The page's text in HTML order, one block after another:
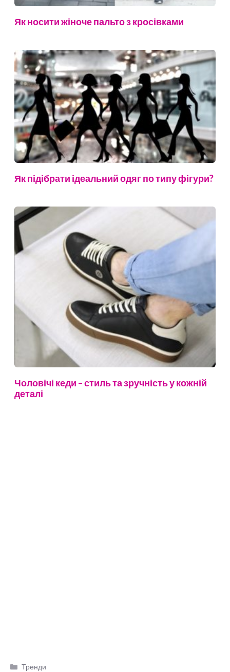
Як носити жіноче пальто з кросівками
Як підібрати ідеальний одяг по типу фігури?
Чоловічі кеди – стиль та зручність у кожній
деталі
Категорії
Тренди